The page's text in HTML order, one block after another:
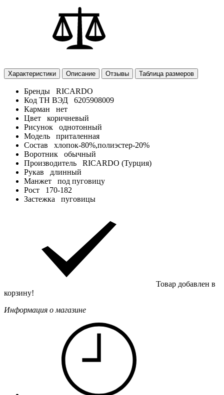
Характеристики Описание Отзывы Таблица размеров
Бренды
RICARDO
Код ТН ВЭД
6205908009
Карман
нет
Цвет
коричневый
Рисунок
однотонный
Модель
приталенная
Состав
хлопок-80%,полиэстер-20%
Воротник
обычный
Производитель
RICARDO (Турция)
Рукав
длинный
Манжет
под пуговицу
Рост
170-182
Застежка
пуговицы
Товар добавлен в
корзину!
Информация о магазине